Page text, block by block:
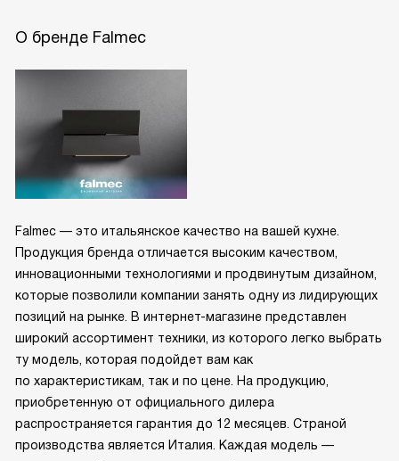
О бренде Falmec
Falmec — это итальянское качество на вашей кухне.
Продукция бренда отличается высоким качеством,
инновационными технологиями и продвинутым дизайном,
которые позволили компании занять одну из лидирующих
позиций на рынке. В интернет-магазине представлен
широкий ассортимент техники, из которого легко выбрать
ту модель, которая подойдет вам как
по характеристикам, так и по цене. На продукцию,
приобретенную от официального дилера
распространяется гарантия до 12 месяцев. Страной
производства является Италия. Каждая модель —